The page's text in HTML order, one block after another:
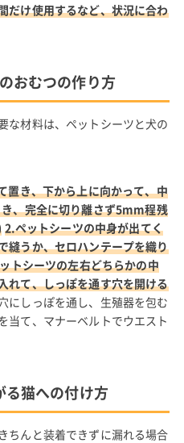
だけ使用するなど、状況に合わ
おむつの作り方
な材料は、ペットシーツと犬の
置き、下から上に向かって、中
、完全に切り離さず5mm程残
2.ペットシーツの中身が出てく
縫うか、セロハンテープを織り
トシーツの左右どちらかの中
れて、しっぽを通す穴を開ける
にしっぽを通し、生殖器を包む
当て、マナーベルトでウエスト
る猫への付け方
ちんと装着できずに漏れる場合